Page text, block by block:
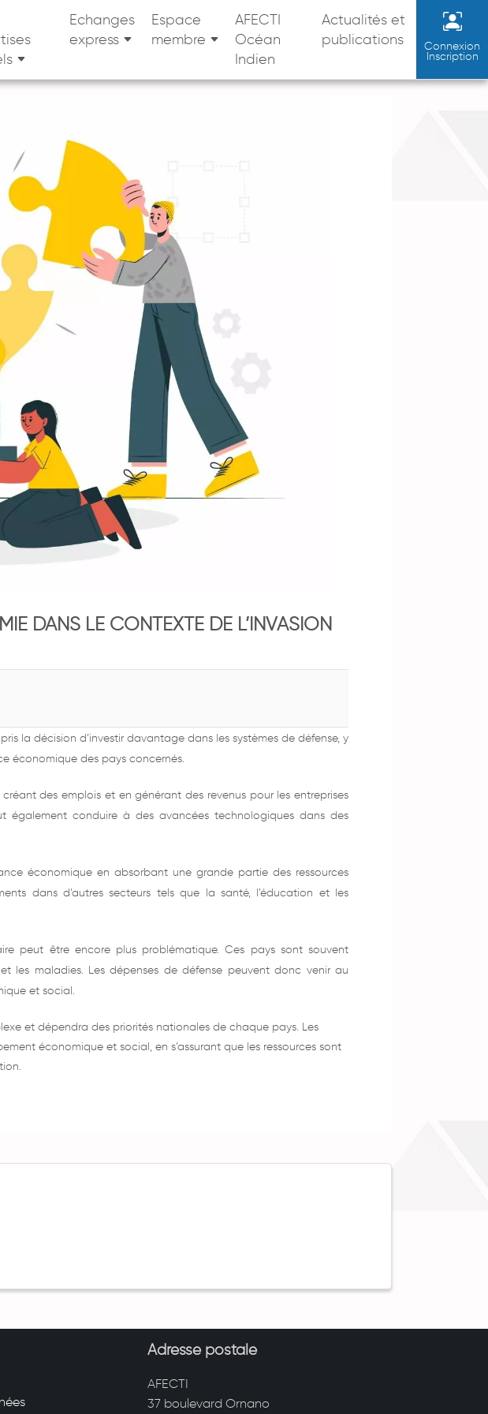
Echanges
express
Espace
membre
AFECTI
Océan
Indien
Actualités et
publications
Connexion
Inscription
DANS LE CONTEXTE DE L’INVASION
la décision d’investir davantage dans les systèmes de défense, y
économique des pays concernés.
des emplois et en générant des revenus pour les entreprises
également conduire à des avancées technologiques dans des
économique en absorbant une grande partie des ressources
dans d’autres secteurs tels que la santé, l’éducation et les
peut être encore plus problématique. Ces pays sont souvent
les maladies. Les dépenses de défense peuvent donc venir au
et social.
et dépendra des priorités nationales de chaque pays. Les
économique et social, en s’assurant que les ressources sont
Adresse postale
AFECTI
37 boulevard Ornano